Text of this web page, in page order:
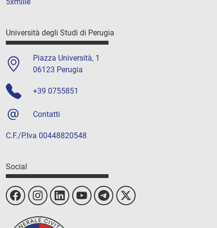
5xmille
Università degli Studi di Perugia
Piazza Università, 1
06123 Perugia
+39 0755851
Contatti
C.F./P.Iva 00448820548
Social